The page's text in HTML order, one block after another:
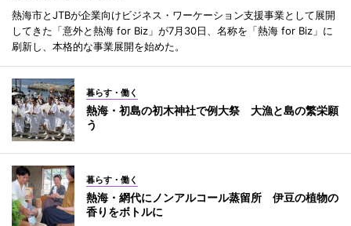
熱海市とJTBが企業向けビジネス・ワーケーション支援事業として展開
してきた「意外と熱海 for Biz」が7月30日、名称を「熱海 for Biz」に
刷新し、本格的な事業展開を始めた。
暮らす・働く
熱海・初島の初木神社で例大祭 大漁と島の繁栄願
う
暮らす・働く
熱海・網代にノンアルコール蒸留所 伊豆の植物の
香りをボトルに